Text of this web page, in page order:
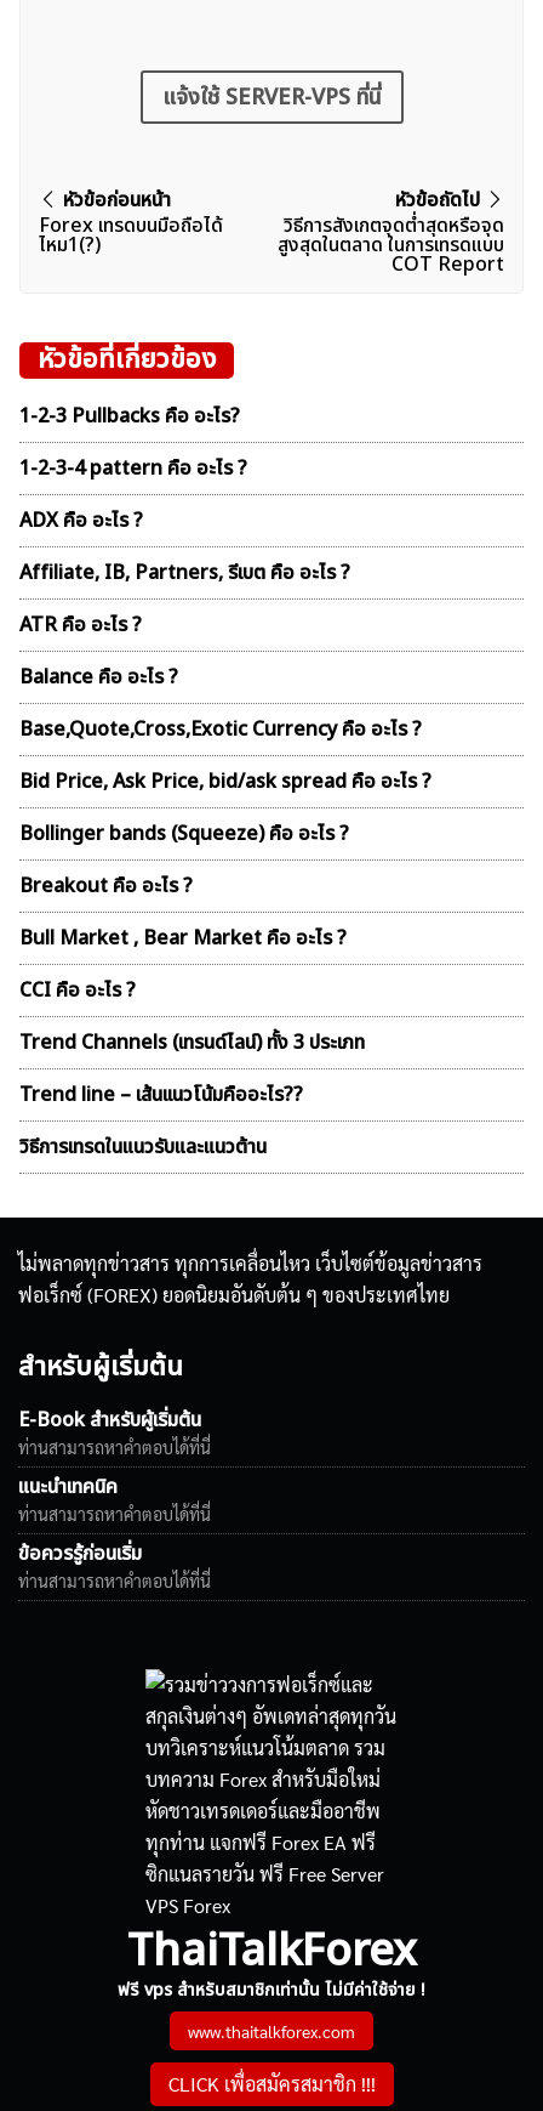
แจ้งใช้ SERVER-VPS ที่นี่
แนะแนว
เรื่อง
หัวข้อก่อนหน้า
Forex เทรดบนมือถือได้
ไหม1(?)
หัวข้อถัดไป
วิธีการสังเกตจุดต่ำสุดหรือจุด
สูงสุดในตลาด ในการเทรดแบบ
COT Report
หัวข้อที่เกี่ยวข้อง
1-2-3 Pullbacks คือ อะไร?
1-2-3-4 pattern คือ อะไร ?
ADX คือ อะไร ?
Affiliate, IB, Partners, รีเบต คือ อะไร ?
ATR คือ อะไร ?
Balance คือ อะไร ?
Base,Quote,Cross,Exotic Currency คือ อะไร ?
Bid Price, Ask Price, bid/ask spread คือ อะไร ?
Bollinger bands (Squeeze) คือ อะไร ?
Breakout คือ อะไร ?
Bull Market , Bear Market คือ อะไร ?
CCI คือ อะไร ?
Trend Channels (เทรนด์ไลน์) ทั้ง 3 ประเภท
Trend line – เส้นเเนวโน้มคืออะไร??
วิธีการเทรดในแนวรับและแนวต้าน
ไม่พลาดทุกข่าวสาร ทุกการเคลื่อนไหว เว็บไซต์ข้อมูลข่าวสาร
ฟอเร็กซ์ (FOREX) ยอดนิยมอันดับต้น ๆ ของประเทศไทย
สำหรับผู้เริ่มต้น
E-Book สำหรับผู้เริ่มต้น
ท่านสามารถหาคำตอบได้ที่นี่
แนะนำเทคนิค
ท่านสามารถหาคำตอบได้ที่นี่
ข้อควรรู้ก่อนเริ่ม
ท่านสามารถหาคำตอบได้ที่นี่
ThaiTalkForex
ฟรี vps สำหรับสมาชิกเท่านั้น ไม่มีค่าใช้จ่าย !
www.thaitalkforex.com
CLICK เพื่อสมัครสมาชิก !!!